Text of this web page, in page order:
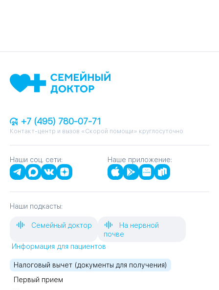
+7 (495) 780-07-71
Контакт-центр и вызов «Скорой помощи» круглосуточно
Наши соц. сети: Наше приложение:
Наши подкасты:
Семейный доктор
На нервной
почве
Информация для пациентов
Налоговый вычет (документы для получения)
Первый прием